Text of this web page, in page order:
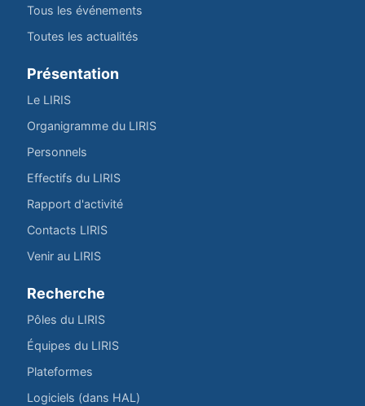
Tous les événements
Toutes les actualités
Présentation
Le LIRIS
Organigramme du LIRIS
Personnels
Effectifs du LIRIS
Rapport d'activité
Contacts LIRIS
Venir au LIRIS
Recherche
Pôles du LIRIS
Équipes du LIRIS
Plateformes
Logiciels (dans HAL)